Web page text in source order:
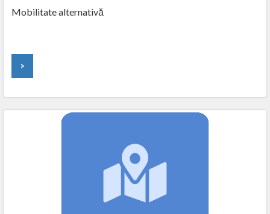
Mobilitate alternativă
>